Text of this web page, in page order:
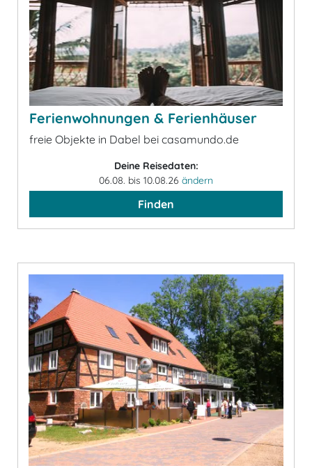
Ferienwohnungen & Ferienhäuser
freie Objekte in Dabel bei casamundo.de
Deine Reisedaten:
06.08. bis 10.08.26 ändern
Finden